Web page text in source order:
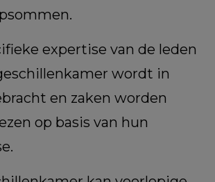
expertise van de leden
wordt in
en zaken worden
op basis van hun